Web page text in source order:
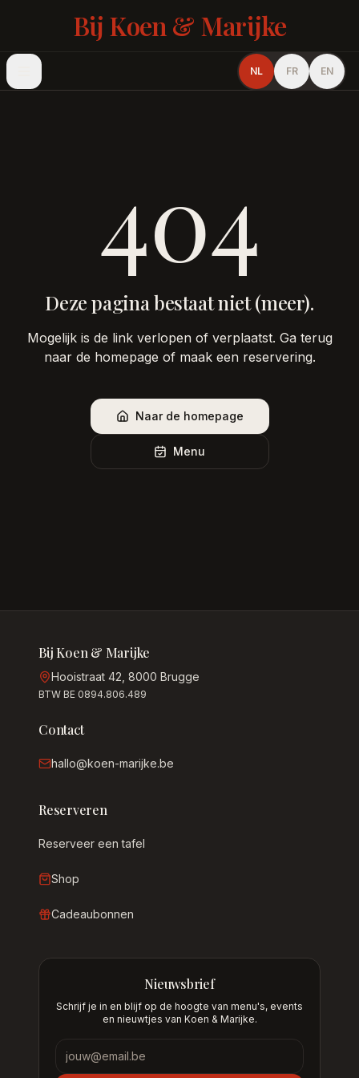
Bij Koen & Marijke
NL FR EN
404
Deze pagina bestaat niet (meer).
Mogelijk is de link verlopen of verplaatst. Ga terug
naar de homepage of maak een reservering.
Naar de homepage
Menu
Bij Koen & Marijke
Hooistraat 42, 8000 Brugge
BTW BE 0894.806.489
Contact
hallo@koen-marijke.be
Reserveren
Reserveer een tafel
Shop
Cadeaubonnen
Nieuwsbrief
Schrijf je in en blijf op de hoogte van menu's, events
en nieuwtjes van Koen & Marijke.
Nieuwsbrief